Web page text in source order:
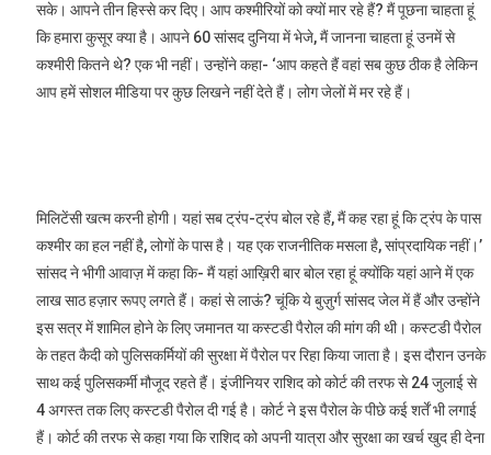
सके। आपने तीन हिस्से कर दिए। आप कश्मीरियों को क्यों मार रहे हैं? मैं पूछना चाहता हूं
कि हमारा कुसूर क्या है। आपने 60 सांसद दुनिया में भेजे, मैं जानना चाहता हूं उनमें से
कश्मीरी कितने थे? एक भी नहीं। उन्होंने कहा- ‘आप कहते हैं वहां सब कुछ ठीक है लेकिन
आप हमें सोशल मीडिया पर कुछ लिखने नहीं देते हैं। लोग जेलों में मर रहे हैं।
मिलिटेंसी खत्म करनी होगी। यहां सब ट्रंप-ट्रंप बोल रहे हैं, मैं कह रहा हूं कि ट्रंप के पास
कश्मीर का हल नहीं है, लोगों के पास है। यह एक राजनीतिक मसला है, सांप्रदायिक नहीं।’
सांसद ने भीगी आवाज़ में कहा कि- मैं यहां आख़िरी बार बोल रहा हूं क्योंकि यहां आने में एक
लाख साठ हज़ार रूपए लगते हैं। कहां से लाऊं? चूंकि ये बुज़ुर्ग सांसद जेल में हैं और उन्होंने
इस सत्र में शामिल होने के लिए जमानत या कस्टडी पैरोल की मांग की थी। कस्टडी पैरोल
के तहत कैदी को पुलिसकर्मियों की सुरक्षा में पैरोल पर रिहा किया जाता है। इस दौरान उनके
साथ कई पुलिसकर्मी मौजूद रहते हैं। इंजीनियर राशिद को कोर्ट की तरफ से 24 जुलाई से
4 अगस्त तक लिए कस्टडी पैरोल दी गई है। कोर्ट ने इस पैरोल के पीछे कई शर्तें भी लगाई
हैं। कोर्ट की तरफ से कहा गया कि राशिद को अपनी यात्रा और सुरक्षा का खर्च खुद ही देना